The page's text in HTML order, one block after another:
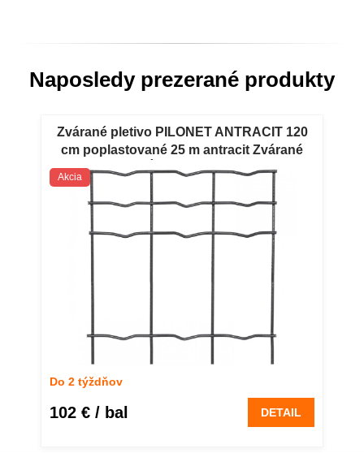
Naposledy prezerané produkty
Zvárané pletivo PILONET ANTRACIT 120
cm poplastované 25 m antracit Zvárané
pletivo PILECKÝ PILONET ANTRACIT 120
cm poplastované 25 m antracit
Akcia
Do 2 týždňov
102 € / bal DETAIL